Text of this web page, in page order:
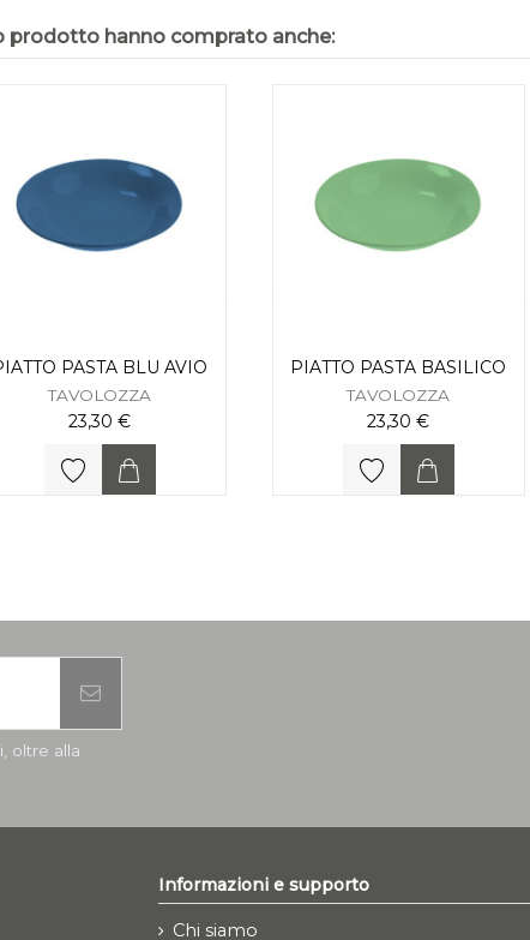
prodotto hanno comprato anche:
PASTA BLU AVIO
TAVOLOZZA
23,30 €
PIATTO PASTA BASILICO
TAVOLOZZA
23,30 €
oltre alla
Informazioni e supporto
Chi siamo